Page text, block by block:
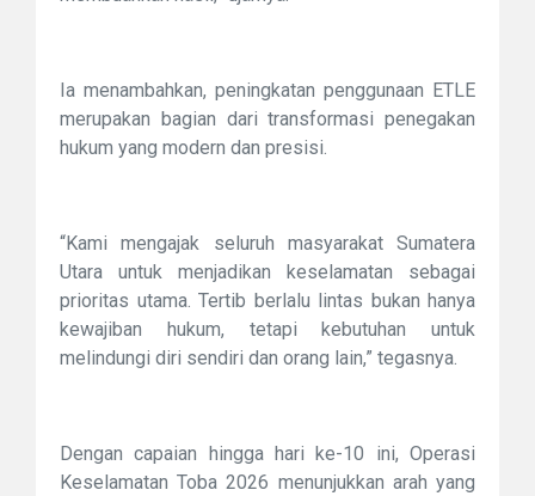
Ia menambahkan, peningkatan penggunaan ETLE
merupakan bagian dari transformasi penegakan
hukum yang modern dan presisi.
“Kami mengajak seluruh masyarakat Sumatera
Utara untuk menjadikan keselamatan sebagai
prioritas utama. Tertib berlalu lintas bukan hanya
kewajiban hukum, tetapi kebutuhan untuk
melindungi diri sendiri dan orang lain,” tegasnya.
Dengan capaian hingga hari ke-10 ini, Operasi
Keselamatan Toba 2026 menunjukkan arah yang